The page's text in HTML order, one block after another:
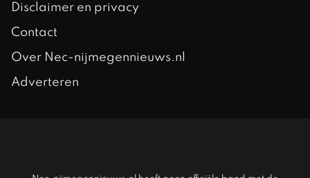
Disclaimer en privacy
Contact
Over Nec-nijmegennieuws.nl
Adverteren